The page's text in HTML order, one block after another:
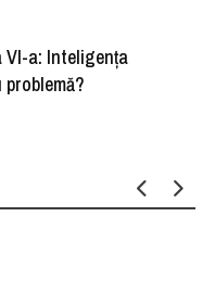
VI-a: Inteligența